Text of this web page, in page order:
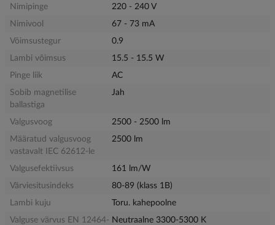
Nimipinge
220 - 240 V
Nimivool
67 - 73 mA
Võimsustegur
0.9
Lambi võimsus
15.5 - 15.5 W
Pinge liik
AC
Sobib magnetilise
ballastiga
Jah
Valgusvoog
2500 - 2500 lm
Määratud valgusvoog
vastavalt IEC 62612-le
2500 lm
Valgusefektiivsus
161 lm/W
Värviesitusindeks
80-89 (klass 1B)
Lambi kuju
Toru. kahepoolne
Valguse värvus EN 12464- Neutraalne 3300-5300 K